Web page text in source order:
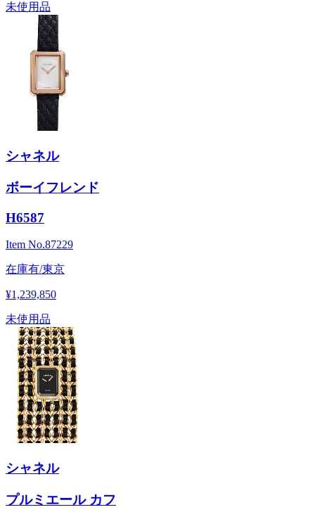
未使用品
シャネル
ボーイフレンド
H6587
Item No.87229
在庫有/東京
¥1,239,850
未使用品
シャネル
プルミエール カフ